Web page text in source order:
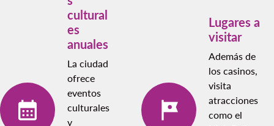
cultural
es
anuales
La ciudad
ofrece
eventos
culturales
y
Lugares a
visitar
Además de
los casinos,
visita
atracciones
como el